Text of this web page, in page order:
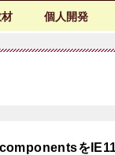
個人開発
を